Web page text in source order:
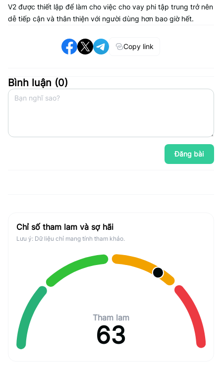
V2 được thiết lập để làm cho việc cho vay phi tập trung trở nên
dễ tiếp cận và thân thiện với người dùng hơn bao giờ hết.
Copy link
Bình luận (0)
Đăng bài
Chỉ số tham lam và sợ hãi
Lưu ý: Dữ liệu chỉ mang tính tham khảo.
Tham lam
63